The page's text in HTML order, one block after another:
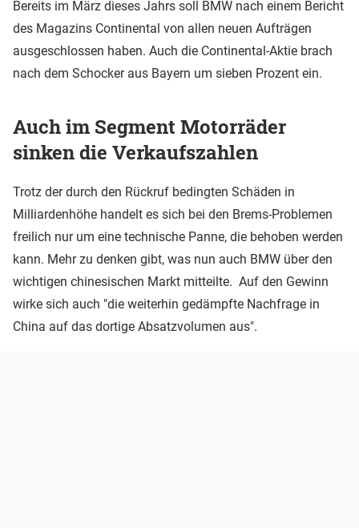
Bereits im März dieses Jahrs soll BMW nach einem Bericht
des Magazins Continental von allen neuen Aufträgen
ausgeschlossen haben. Auch die Continental-Aktie brach
nach dem Schocker aus Bayern um sieben Prozent ein.
Auch im Segment Motorräder
sinken die Verkaufszahlen
Trotz der durch den Rückruf bedingten Schäden in
Milliardenhöhe handelt es sich bei den Brems-Problemen
freilich nur um eine technische Panne, die behoben werden
kann. Mehr zu denken gibt, was nun auch BMW über den
wichtigen chinesischen Markt mitteilte. Auf den Gewinn
wirke sich auch "die weiterhin gedämpfte Nachfrage in
China auf das dortige Absatzvolumen aus".